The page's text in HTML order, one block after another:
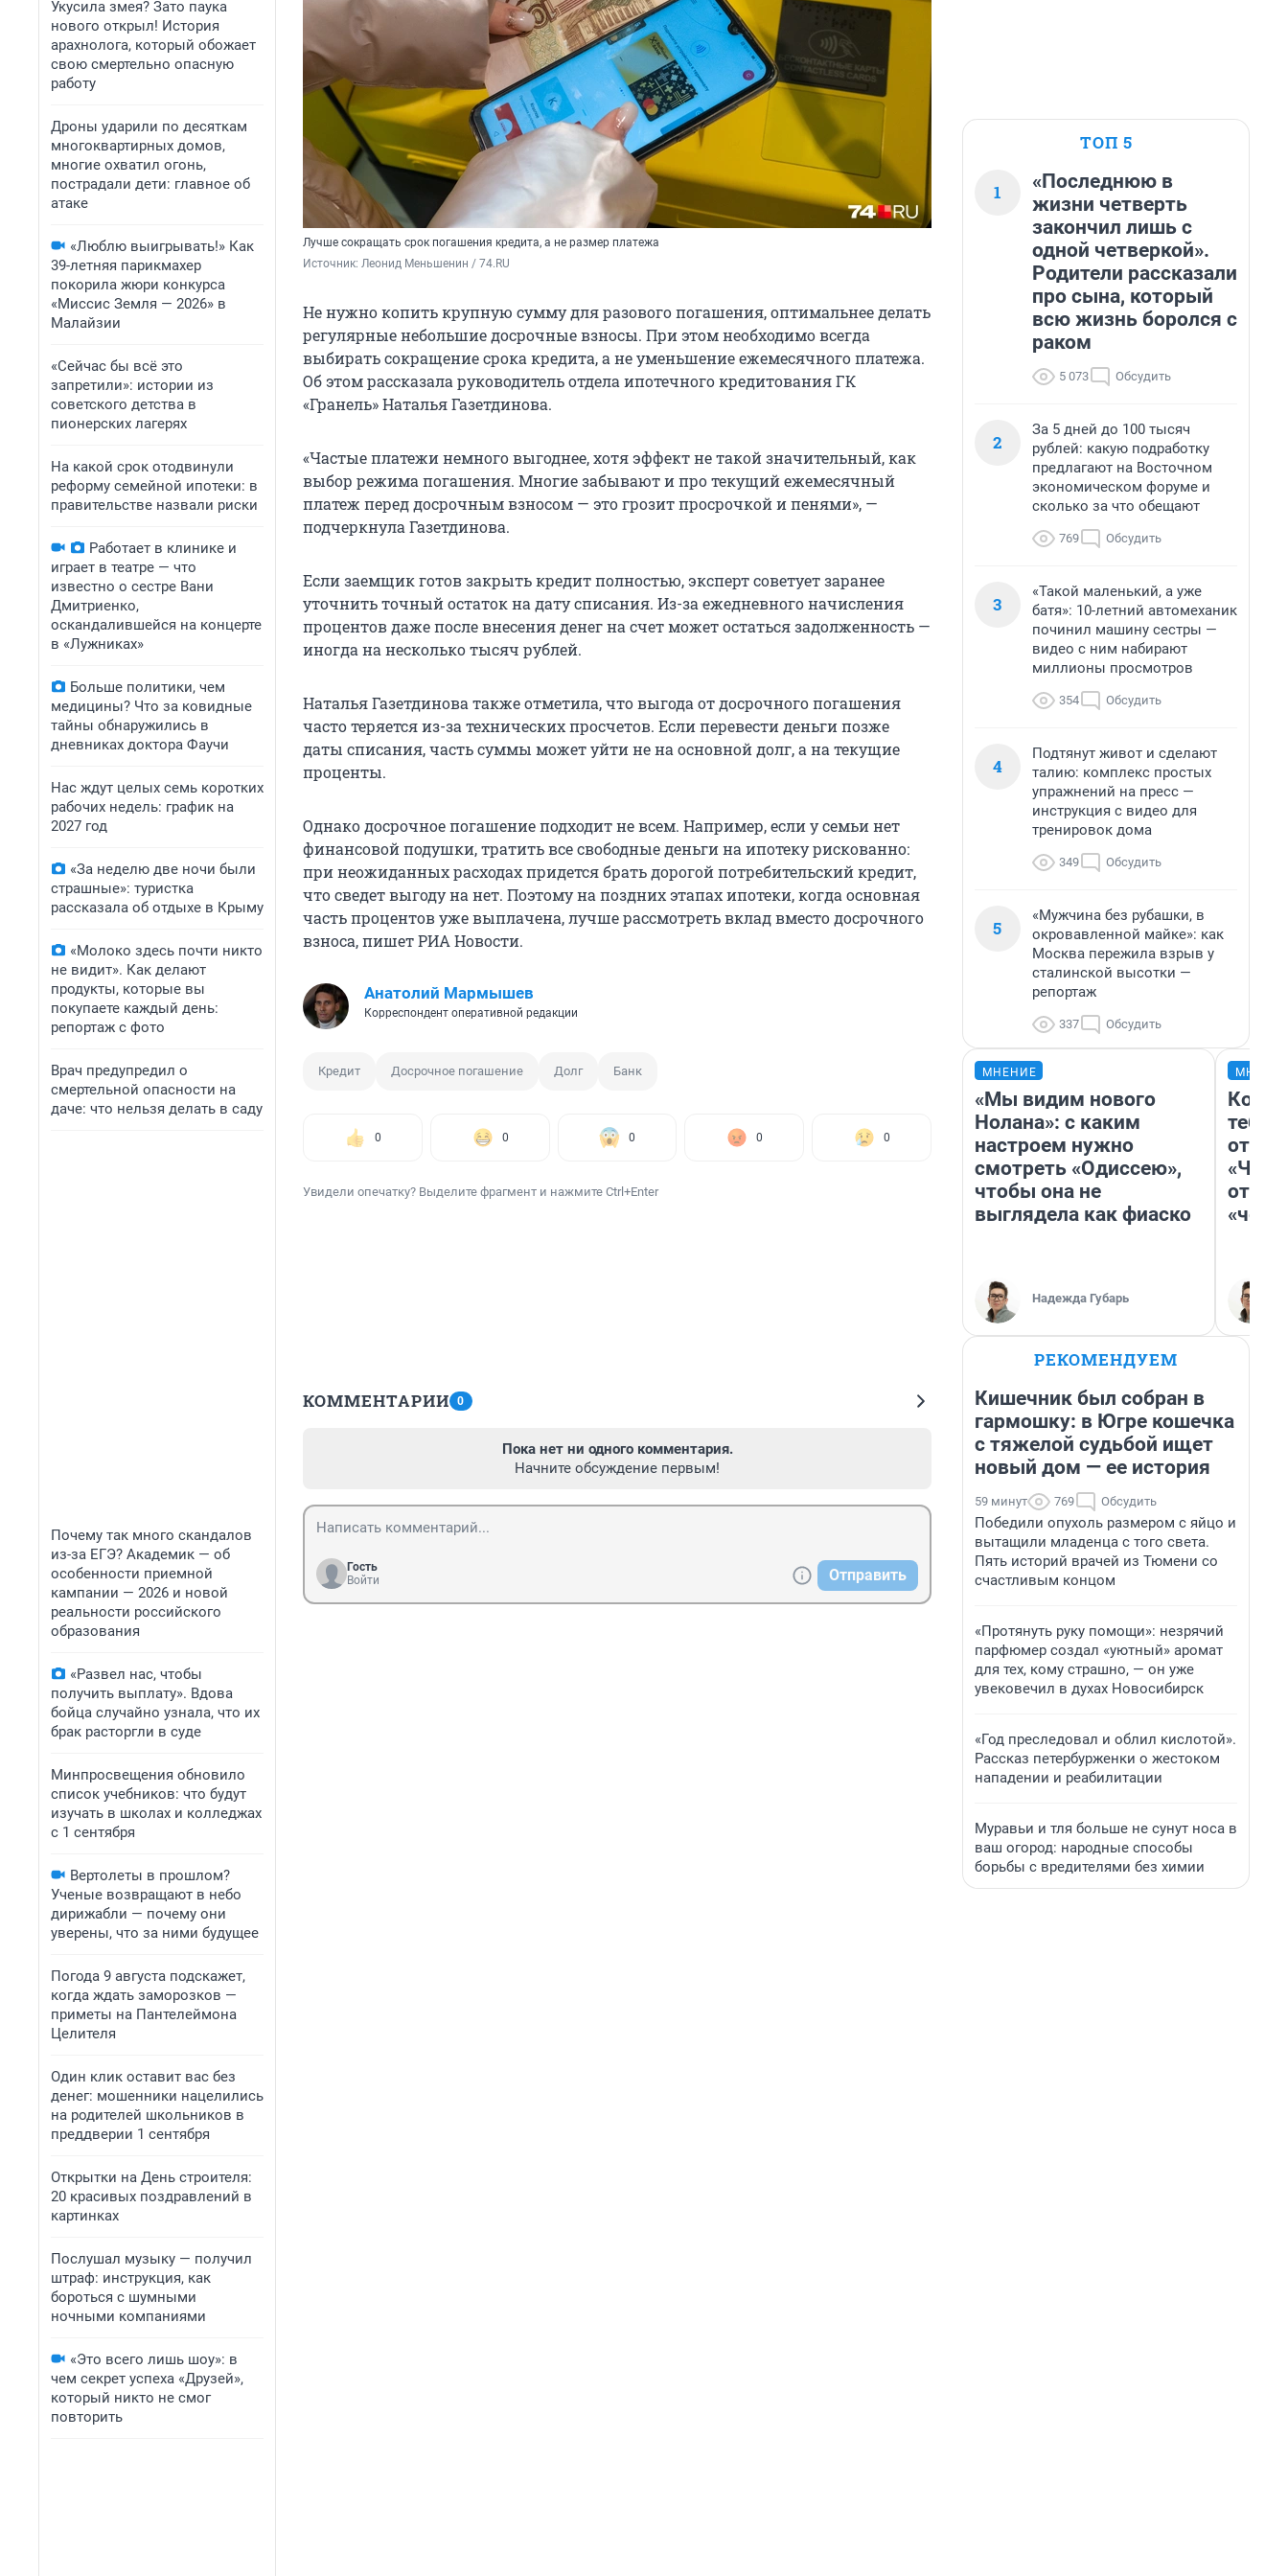
Укусила змея? Зато паука
нового открыл! История
арахнолога, который обожает
свою смертельно опасную
работу
Дроны ударили по десяткам
многоквартирных домов,
многие охватил огонь,
пострадали дети: главное об
атаке
«Люблю выигрывать!» Как
39-летняя парикмахер
покорила жюри конкурса
«Миссис Земля — 2026» в
Малайзии
«Сейчас бы всё это
запретили»: истории из
советского детства в
пионерских лагерях
На какой срок отодвинули
реформу семейной ипотеки: в
правительстве назвали риски
Работает в клинике и
играет в театре — что
известно о сестре Вани
Дмитриенко,
оскандалившейся на концерте
в «Лужниках»
Больше политики, чем
медицины? Что за ковидные
тайны обнаружились в
дневниках доктора Фаучи
Нас ждут целых семь коротких
рабочих недель: график на
2027 год
«За неделю две ночи были
страшные»: туристка
рассказала об отдыхе в Крыму
«Молоко здесь почти никто
не видит». Как делают
продукты, которые вы
покупаете каждый день:
репортаж с фото
Врач предупредил о
смертельной опасности на
даче: что нельзя делать в саду
Почему так много скандалов
из-за ЕГЭ? Академик — об
особенности приемной
кампании — 2026 и новой
реальности российского
образования
«Развел нас, чтобы
получить выплату». Вдова
бойца случайно узнала, что их
брак расторгли в суде
Минпросвещения обновило
список учебников: что будут
изучать в школах и колледжах
с 1 сентября
Вертолеты в прошлом?
Ученые возвращают в небо
дирижабли — почему они
уверены, что за ними будущее
Погода 9 августа подскажет,
когда ждать заморозков —
приметы на Пантелеймона
Целителя
Один клик оставит вас без
денег: мошенники нацелились
на родителей школьников в
преддверии 1 сентября
Открытки на День строителя:
20 красивых поздравлений в
картинках
Послушал музыку — получил
штраф: инструкция, как
бороться с шумными
ночными компаниями
«Это всего лишь шоу»: в
чем секрет успеха «Друзей»,
который никто не смог
повторить
Лучше сокращать срок погашения кредита, а не размер платежа
Источник: Леонид Меньшенин / 74.RU
Не нужно копить крупную сумму для разового погашения, оптимальнее делать
регулярные небольшие досрочные взносы. При этом необходимо всегда
выбирать сокращение срока кредита, а не уменьшение ежемесячного платежа.
Об этом рассказала руководитель отдела ипотечного кредитования ГК
«Гранель» Наталья Газетдинова.
«Частые платежи немного выгоднее, хотя эффект не такой значительный, как
выбор режима погашения. Многие забывают и про текущий ежемесячный
платеж перед досрочным взносом — это грозит просрочкой и пенями», —
подчеркнула Газетдинова.
Если заемщик готов закрыть кредит полностью, эксперт советует заранее
уточнить точный остаток на дату списания. Из-за ежедневного начисления
процентов даже после внесения денег на счет может остаться задолженность —
иногда на несколько тысяч рублей.
Наталья Газетдинова также отметила, что выгода от досрочного погашения
часто теряется из-за технических просчетов. Если перевести деньги позже
даты списания, часть суммы может уйти не на основной долг, а на текущие
проценты.
Однако досрочное погашение подходит не всем. Например, если у семьи нет
финансовой подушки, тратить все свободные деньги на ипотеку рискованно:
при неожиданных расходах придется брать дорогой потребительский кредит,
что сведет выгоду на нет. Поэтому на поздних этапах ипотеки, когда основная
часть процентов уже выплачена, лучше рассмотреть вклад вместо досрочного
взноса, пишет РИА Новости.
Анатолий Мармышев
Корреспондент оперативной редакции
Кредит Досрочное погашение Долг Банк
0 0 0 0 0
Увидели опечатку? Выделите фрагмент и нажмите Ctrl+Enter
КОММЕНТАРИИ 0
Пока нет ни одного комментария.
Начните обсуждение первым!
Гость
Войти
Отправить
ТОП 5
1
«Последнюю в
жизни четверть
закончил лишь с
одной четверкой».
Родители рассказали
про сына, который
всю жизнь боролся с
раком
5 073 Обсудить
2
За 5 дней до 100 тысяч
рублей: какую подработку
предлагают на Восточном
экономическом форуме и
сколько за что обещают
769 Обсудить
3
«Такой маленький, а уже
батя»: 10-летний автомеханик
починил машину сестры —
видео с ним набирают
миллионы просмотров
354 Обсудить
4
Подтянут живот и сделают
талию: комплекс простых
упражнений на пресс —
инструкция с видео для
тренировок дома
349 Обсудить
5
«Мужчина без рубашки, в
окровавленной майке»: как
Москва пережила взрыв у
сталинской высотки —
репортаж
337 Обсудить
МНЕНИЕ
«Мы видим нового
Нолана»: с каким
настроем нужно
смотреть «Одиссею»,
чтобы она не
выглядела как фиаско
Надежда Губарь
тебя
РЕКОМЕНДУЕМ
Кишечник был собран в
гармошку: в Югре кошечка
с тяжелой судьбой ищет
новый дом — ее история
59 минут 769 Обсудить
Победили опухоль размером с яйцо и
вытащили младенца с того света.
Пять историй врачей из Тюмени со
счастливым концом
«Протянуть руку помощи»: незрячий
парфюмер создал «уютный» аромат
для тех, кому страшно, — он уже
увековечил в духах Новосибирск
«Год преследовал и облил кислотой».
Рассказ петербурженки о жестоком
нападении и реабилитации
Муравьи и тля больше не сунут носа в
ваш огород: народные способы
борьбы с вредителями без химии